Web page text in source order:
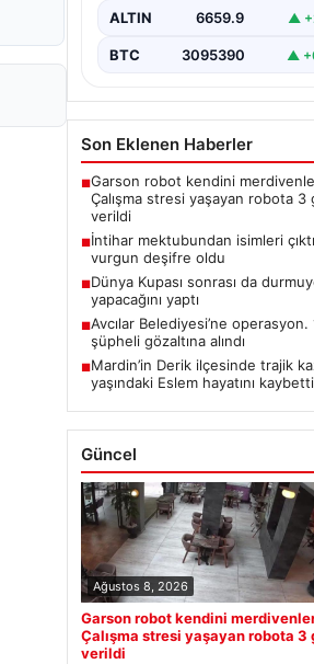
ALTIN 6659.9 ▲
BTC 3095390 ▲
Son Eklenen Haberler
■Garson robot kendini
Çalışma stresi yaşayan robota 3
verildi
■İntihar mektubundan isimleri
vurgun deşifre oldu
■Dünya Kupası sonrası da
yapacağını yaptı
■Avcılar Belediyesi’ne operasyon.
şüpheli gözaltına alındı
■Mardin’in Derik ilçesinde trajik
yaşındaki Eslem hayatını kaybetti
Güncel
Ağustos 8, 2026
Garson robot kendini
Çalışma stresi yaşayan robota 3
verildi